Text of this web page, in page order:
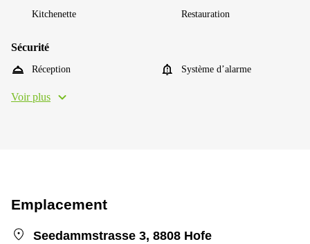
Kitchenette Restauration
Sécurité
Réception Système d’alarme
Voir plus
Emplacement
Seedammstrasse 3, 8808 Hofe